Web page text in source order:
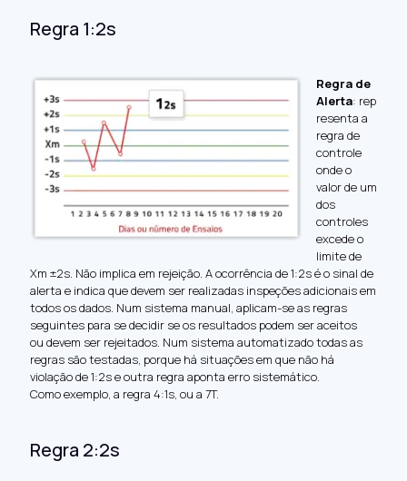
Regra 1:2s
Regra de
Alerta: rep
resenta a
regra de
controle
onde o
valor de um
dos
controles
excede o
limite de
Xm ±2s. Não implica em rejeição. A ocorrência de 1:2s é o sinal de
alerta e indica que devem ser realizadas inspeções adicionais em
todos os dados. Num sistema manual, aplicam-se as regras
seguintes para se decidir se os resultados podem ser aceitos
ou devem ser rejeitados. Num sistema automatizado todas as
regras são testadas, porque há situações em que não há
violação de 1:2s e outra regra aponta erro sistemático.
Como exemplo, a regra 4:1s, ou a 7T.
Regra 2:2s